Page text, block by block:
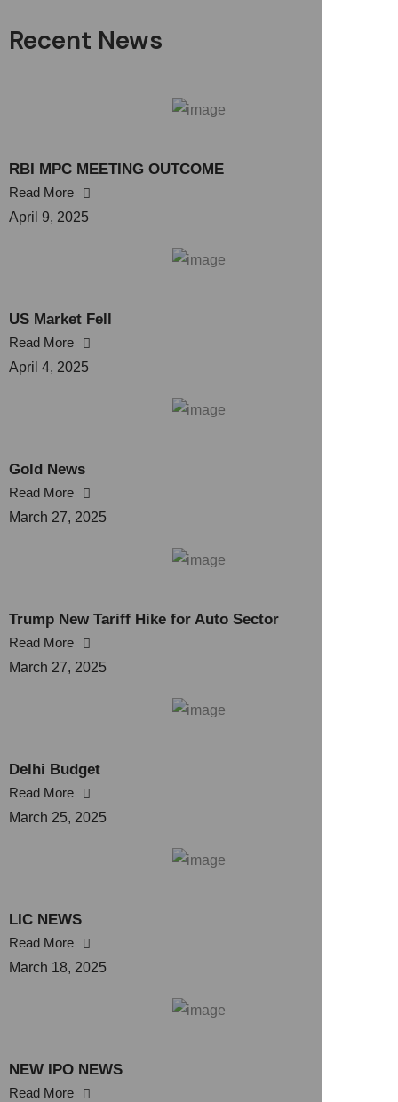
Recent News
RBI MPC MEETING OUTCOME
Read More
April 9, 2025
US Market Fell
Read More
April 4, 2025
Gold News
Read More
March 27, 2025
Trump New Tariff Hike for Auto Sector
Read More
March 27, 2025
Delhi Budget
Read More
March 25, 2025
LIC NEWS
Read More
March 18, 2025
NEW IPO NEWS
Read More